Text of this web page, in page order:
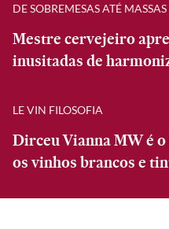
DE SOBREMESAS ATÉ MASSAS
Mestre cervejeiro
inusitadas de
LE VIN FILOSOFIA
Dirceu Vianna MW é
os vinhos brancos e